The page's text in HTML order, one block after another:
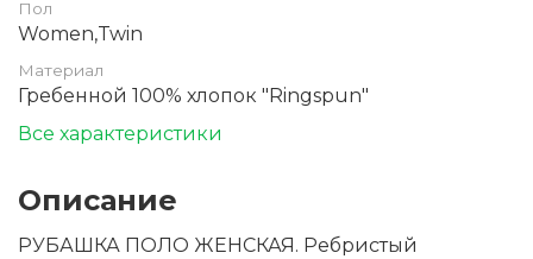
Пол
Women,Twin
Материал
Гребенной 100% хлопок "Ringspun"
Все характеристики
Описание
РУБАШКА ПОЛО ЖЕНСКАЯ. Ребристый